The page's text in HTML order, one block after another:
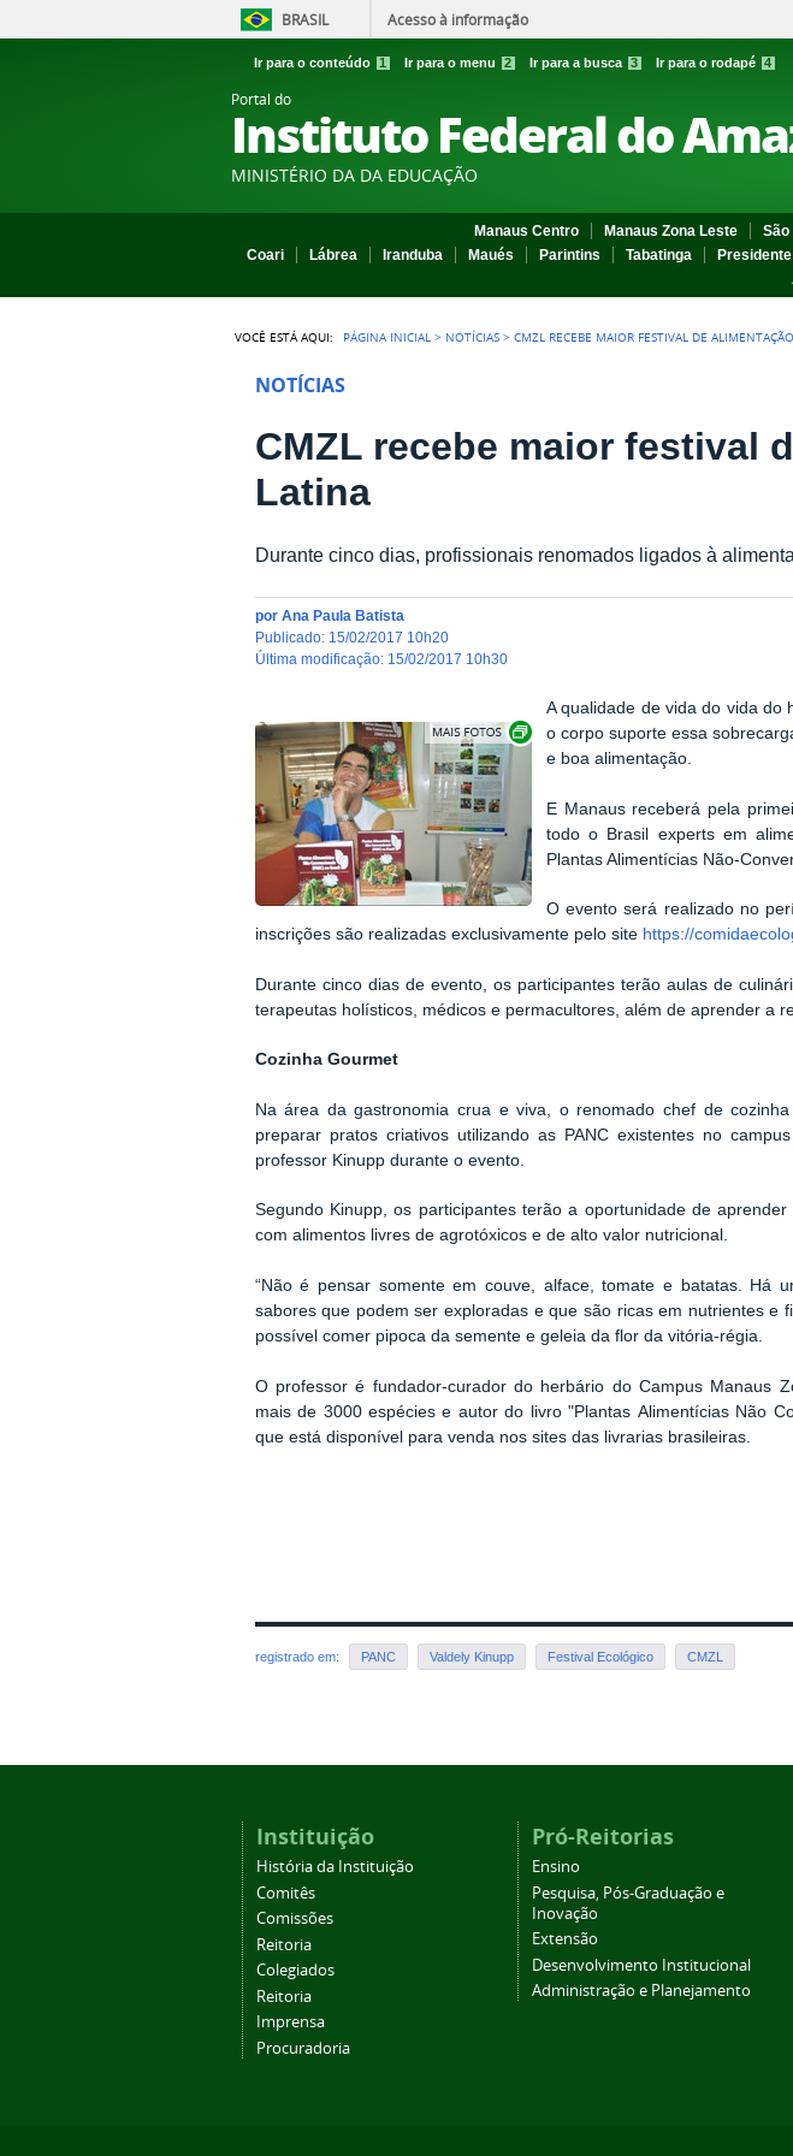
BRASIL Acesso à informação
Ir para o conteúdo 1 Ir para o menu 2 Ir para a busca 3 Ir para o rodapé 4
Portal do
Instituto Federal do
MINISTÉRIO DA DA EDUCAÇÃO
Manaus Centro Manaus Zona Leste São
Coari
Lábrea Iranduba Maués Parintins Tabatinga
VOCÊ ESTÁ AQUI: PÁGINA INICIAL > NOTÍCIAS >CMZL RECEBE MAIOR FESTIVAL DE
NOTÍCIAS
CMZL recebe maior festival
Latina
Durante cinco dias, profissionais renomados ligados à
por Ana Paula Batista
publicado: 15/02/2017 10h20
última modificação: 15/02/2017 10h30
Show image carousel
A qualidade de vida do vida do
o corpo suporte essa
e boa alimentação.
E Manaus receberá pela
todo o Brasil experts em
Plantas Alimentícias Não-
O evento será realizado no
inscrições são realizadas exclusivamente pelo site https://
Durante cinco dias de evento, os participantes terão aulas de
terapeutas holísticos, médicos e permacultores, além de aprender a
Cozinha Gourmet
Na área da gastronomia crua e viva, o renomado chef de
preparar pratos criativos utilizando as PANC existentes no
professor Kinupp durante o evento.
Segundo Kinupp, os participantes terão a oportunidade de
com alimentos livres de agrotóxicos e de alto valor nutricional.
“Não é pensar somente em couve, alface, tomate e batatas. Há
sabores que podem ser exploradas e que são ricas em nutrientes e
possível comer pipoca da semente e geleia da flor da vitória-régia.
O professor é fundador-curador do herbário do Campus Manaus
mais de 3000 espécies e autor do livro "Plantas Alimentícias Não
que está disponível para venda nos sites das livrarias brasileiras.
registrado em: PANC Valdely Kinupp Festival Ecológico CMZL
Instituição
História da Instituição
Comitês
Comissões
Reitoria
Colegiados
Reitoria
Imprensa
Procuradoria
Pró-Reitorias
Ensino
Pesquisa, Pós-Graduação e
Inovação
Extensão
Desenvolvimento Institucional
Administração e Planejamento